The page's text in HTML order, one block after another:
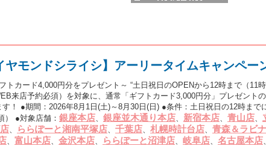
ヤモンドシライシ】アーリータイムキャンペー
トカード4,000円分をプレゼント～ “土日祝日のOPENから12時まで（11
来店予約必須）を対象に、通常「ギフトカード3,000円分」プレゼント
！ ●期間：2026年8月1日(土)～8月30日(日) ●条件：土日祝日の12時ま
●対象店舗： 銀座本店、 銀座並木通り本店、 新宿本店、 青山店、
、 ららぽーと湘南平塚店、 千葉店、 札幌時計台店、 青森＆ラビ
、 富山本店、 金沢本店、 ららぽーと沼津店、 岐阜店、 名古屋本店